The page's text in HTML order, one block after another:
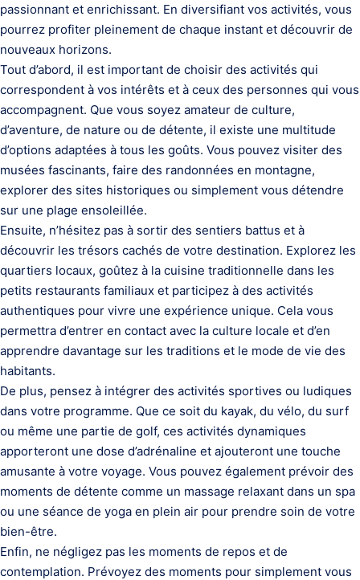
passionnant et enrichissant. En diversifiant vos activités, vous
pourrez profiter pleinement de chaque instant et découvrir de
nouveaux horizons.
Tout d’abord, il est important de choisir des activités qui
correspondent à vos intérêts et à ceux des personnes qui vous
accompagnent. Que vous soyez amateur de culture,
d’aventure, de nature ou de détente, il existe une multitude
d’options adaptées à tous les goûts. Vous pouvez visiter des
musées fascinants, faire des randonnées en montagne,
explorer des sites historiques ou simplement vous détendre
sur une plage ensoleillée.
Ensuite, n’hésitez pas à sortir des sentiers battus et à
découvrir les trésors cachés de votre destination. Explorez les
quartiers locaux, goûtez à la cuisine traditionnelle dans les
petits restaurants familiaux et participez à des activités
authentiques pour vivre une expérience unique. Cela vous
permettra d’entrer en contact avec la culture locale et d’en
apprendre davantage sur les traditions et le mode de vie des
habitants.
De plus, pensez à intégrer des activités sportives ou ludiques
dans votre programme. Que ce soit du kayak, du vélo, du surf
ou même une partie de golf, ces activités dynamiques
apporteront une dose d’adrénaline et ajouteront une touche
amusante à votre voyage. Vous pouvez également prévoir des
moments de détente comme un massage relaxant dans un spa
ou une séance de yoga en plein air pour prendre soin de votre
bien-être.
Enfin, ne négligez pas les moments de repos et de
contemplation. Prévoyez des moments pour simplement vous